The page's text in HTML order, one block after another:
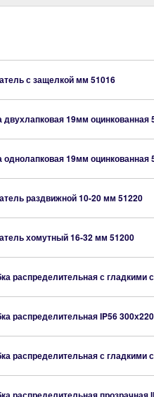
с защелкой мм 51016
двухлапковая 19мм оцинкованная
однолапковая 19мм оцинкованная
раздвижной 10-20 мм 51220
хомутный 16-32 мм 51200
распределительная с гладкими
распределительная IP56
распределительная с гладкими